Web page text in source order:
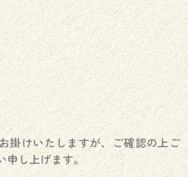
掛けいたしますが、ご確認の上ご
申し上げます。